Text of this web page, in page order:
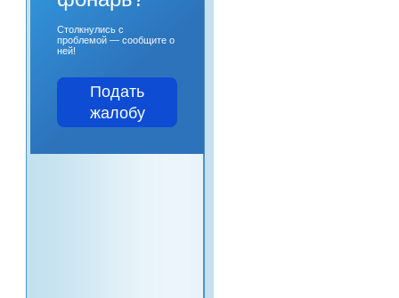
Столкнулись с
проблемой — сообщите о
ней!
Подать
жалобу